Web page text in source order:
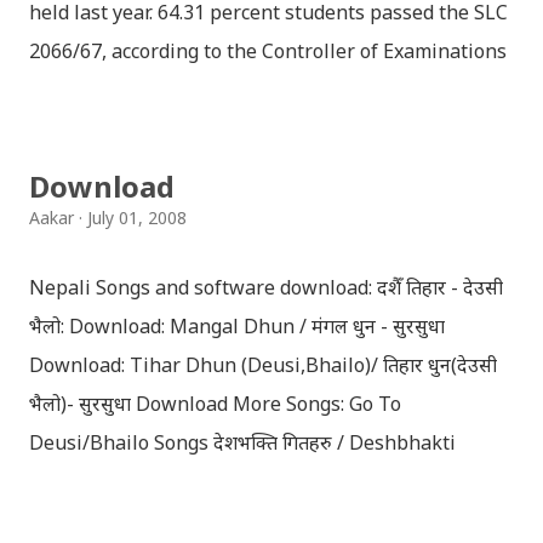
held last year. 64.31 percent students passed the SLC
2066/67, according to the Controller of Examinations
Congratulations to all, who passed SLC this year. And
can follow THT (symbol no. and birth date required).
Download SLC Result 2066/2067 (2009-2010) :
REGULAR: EXEMPTED: Distinction --------------- First
division First division Second Division Second
Division Third Division Third Division Withheld
Download
Aakar July 01, 2008
Nepali Songs and software download: दशैँ तिहार - देउसी
भैलो: Download: Mangal Dhun / मंगल धुन - सुरसुधा
Download: Tihar Dhun (Deusi,Bhailo)/ तिहार धुन(देउसी
भैलो)- सुरसुधा Download More Songs: Go To
Deusi/Bhailo Songs देशभक्ति गितहरु / Deshbhakti